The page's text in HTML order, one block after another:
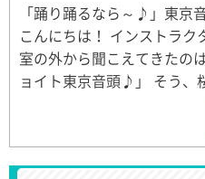
「踊り踊るなら～♪」東京
こんにちは！ インストラク
室の外から聞こえてきた
ョイト東京音頭♪」 そう